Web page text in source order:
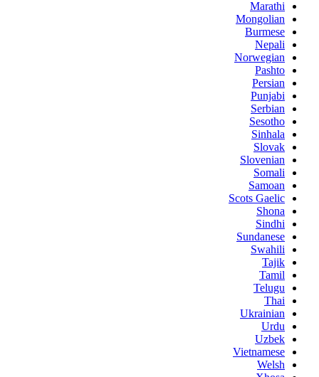
Marathi
Mongolian
Burmese
Nepali
Norwegian
Pashto
Persian
Punjabi
Serbian
Sesotho
Sinhala
Slovak
Slovenian
Somali
Samoan
Scots Gaelic
Shona
Sindhi
Sundanese
Swahili
Tajik
Tamil
Telugu
Thai
Ukrainian
Urdu
Uzbek
Vietnamese
Welsh